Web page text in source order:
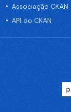
Associação CKAN
API do CKAN